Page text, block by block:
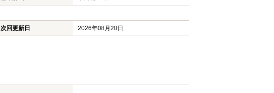
次回更新日
2026年08月20日